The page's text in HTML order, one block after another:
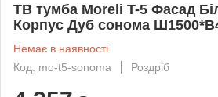
ТВ тумба Moreli T-5 Фасад
Корпус Дуб сонома
Немає в наявності
Код: mo-t5-sonoma
Роздріб